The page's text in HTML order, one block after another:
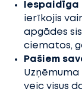
Iespaidīga
ierīkojis
apgādes
ciematos,
Pašiem
veic visus